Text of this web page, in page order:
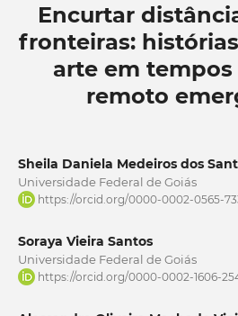
Encurtar
fronteiras:
arte em
remoto
Sheila Daniela Medeiros dos
Universidade Federal de Goiás
https://orcid.org/0000-0002-0565-
Soraya Vieira Santos
Universidade Federal de Goiás
https://orcid.org/0000-0002-1606-